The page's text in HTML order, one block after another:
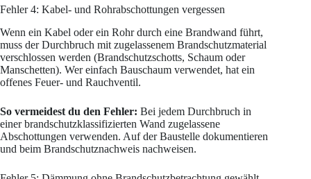
Fehler 4: Kabel- und Rohrabschottungen vergessen
Wenn ein Kabel oder ein Rohr durch eine Brandwand führt,
muss der Durchbruch mit zugelassenem Brandschutzmaterial
verschlossen werden (Brandschutzschotts, Schaum oder
Manschetten). Wer einfach Bauschaum verwendet, hat ein
offenes Feuer- und Rauchventil.
So vermeidest du den Fehler: Bei jedem Durchbruch in
einer brandschutzklassifizierten Wand zugelassene
Abschottungen verwenden. Auf der Baustelle dokumentieren
und beim Brandschutznachweis nachweisen.